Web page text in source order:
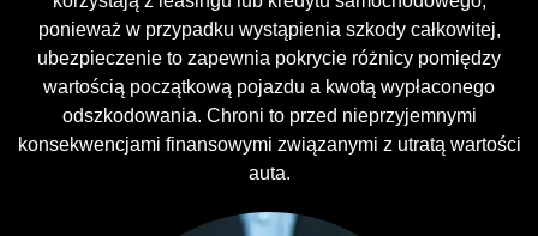
ponieważ w przypadku wystąpienia szkody całkowitej,
ubezpieczenie to zapewnia pokrycie różnicy pomiędzy
wartością początkową pojazdu a kwotą wypłaconego
odszkodowania. Chroni to przed nieprzyjemnymi
konsekwencjami finansowymi związanymi z utratą wartości
auta.